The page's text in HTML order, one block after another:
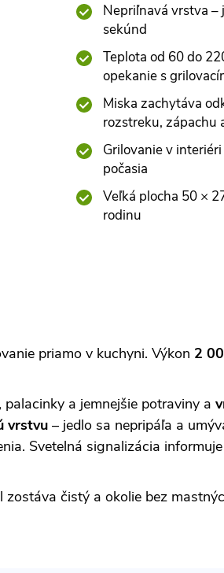
Nepriľnavá vrstva –
sekúnd
Teplota od 60 do
opekanie s
Miska zachytáva
rozstreku, zápachu
Grilovanie v
počasia
Veľká plocha 50 ×
rodinu
priamo v kuchyni. Výkon 2
palacinky a jemnejšie potraviny a
vrstvu – jedlo sa nepripáľa a
Svetelná signalizácia
čistý a okolie bez